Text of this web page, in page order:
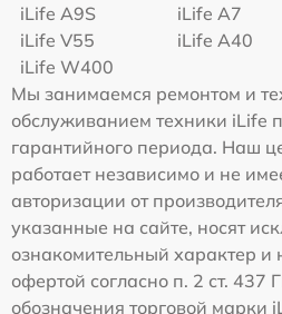
iLife A9S
iLife A7
iLife V55
iLife A40
iLife W400
Мы занимаемся ремонтом и
обслуживанием техники iLife
гарантийного периода. Наш
работает независимо и не
авторизации от
указанные на сайте, носят
ознакомительный характер и
офертой согласно п. 2 ст.
обозначения торговой марки